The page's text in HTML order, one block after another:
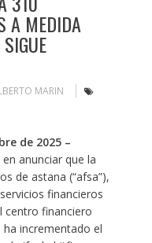
A MEDIDA
MARIN
de 2025 –
anunciar que la
de astana (“afsa”),
financieros
centro financiero
ha incrementado el